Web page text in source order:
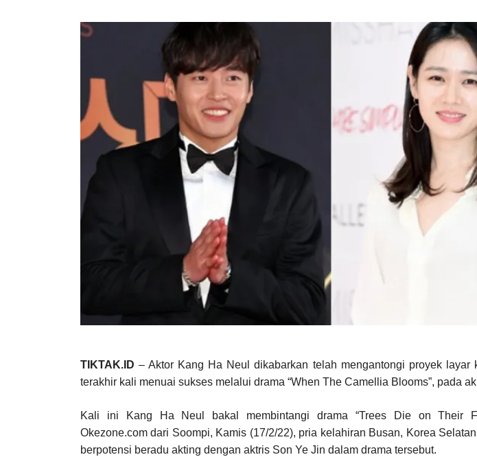
TIKTAK.ID – Aktor Kang Ha Neul dikabarkan telah mengantongi proyek layar
terakhir kali menuai sukses melalui drama “When The Camellia Blooms”, pada
Kali ini Kang Ha Neul bakal membintangi drama “Trees Die on Their
Okezone.com dari Soompi, Kamis (17/2/22), pria kelahiran Busan, Korea
berpotensi beradu akting dengan aktris Son Ye Jin dalam drama tersebut.